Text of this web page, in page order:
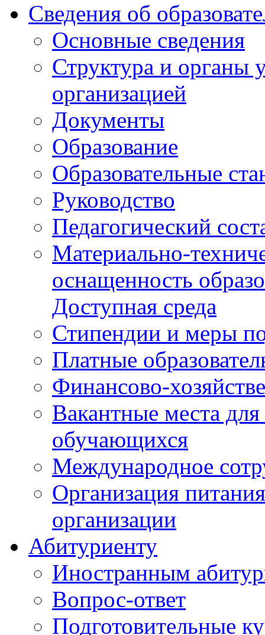
Сведения об
Основные сведения
Структура и органы
организацией
Документы
Образование
Образовательные
Руководство
Педагогический
Материально-
оснащенность
Доступная среда
Стипендии и меры
Платные
Финансово-
Вакантные места
обучающихся
Международное
Организация
организации
Абитуриенту
Иностранным
Вопрос-ответ
Подготовительные